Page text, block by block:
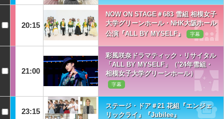
20:15
NOW ON STAGE＃683 雪組 相模女子
大学グリーンホール・NHK大阪ホール
公演『ALL BY MYSELF』
字幕
21:00
彩風咲奈ドラマティック・リサイタル
「ALL BY MYSELF」（’24年雪組・
相模女子大学グリーンホール）
字幕
23:15
ステージ・ドア＃21 花組『エンジェ
リックライ』『Jubilee』